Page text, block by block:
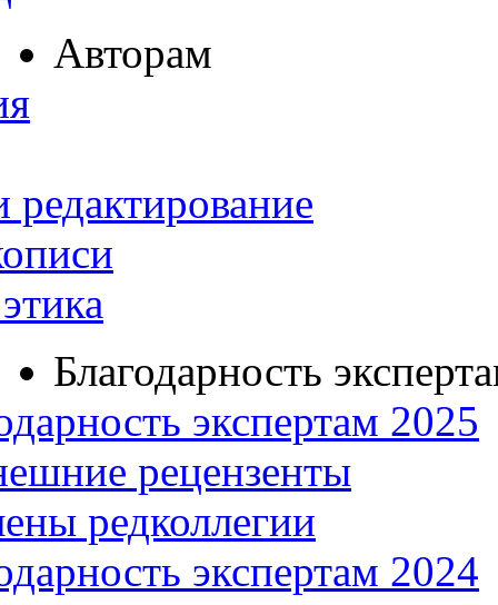
Авторам
редактирование
Благодарность
экспертам 2025
рецензенты
редколлегии
экспертам 2024